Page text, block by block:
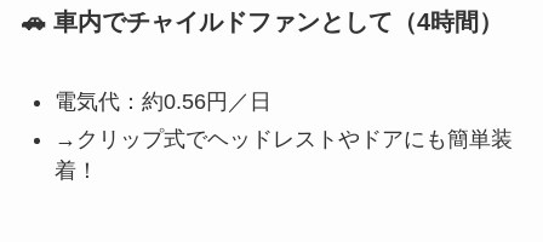
🚗 車内でチャイルドファンとして（4時間）
電気代：約0.56円／日
→クリップ式でヘッドレストやドアにも簡単装
着！